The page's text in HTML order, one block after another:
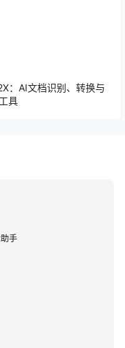
：AI文档识别、转换与
具
手